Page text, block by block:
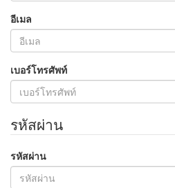
อีเมล
เบอร์โทรศัพท์
รหัสผ่าน
รหัสผ่าน